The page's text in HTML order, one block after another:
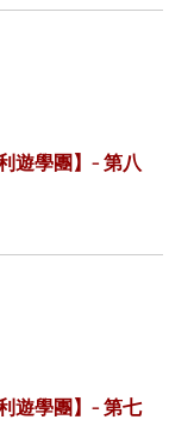
遊學團】- 第八
遊學團】- 第七